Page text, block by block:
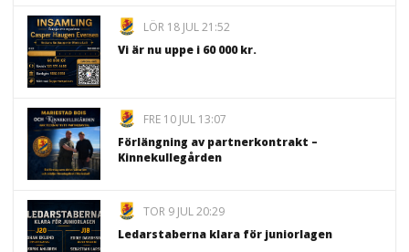
LÖR 18 JUL 21:52
Vi är nu uppe i 60 000 kr.
FRE 10 JUL 13:07
Förlängning av partnerkontrakt –
Kinnekullegården
TOR 9 JUL 20:29
Ledarstaberna klara för juniorlagen